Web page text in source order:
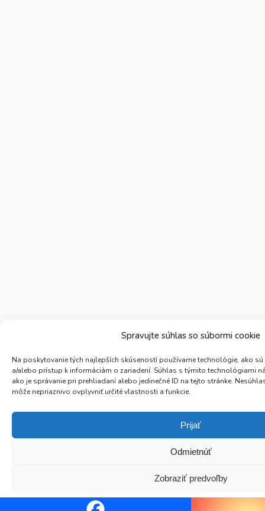
Spravujte súhlas so súbormi cookie
Na poskytovanie tých najlepších skúseností používame technológie, ako
a/alebo prístup k informáciám o zariadení. Súhlas s týmito technológiami
ako je správanie pri prehliadaní alebo jedinečné ID na tejto stránke.
môže nepriaznivo ovplyvniť určité vlastnosti a funkcie.
Prijať
Odmietnúť
Zobraziť predvoľby
Zásady ochrany osobných údajov